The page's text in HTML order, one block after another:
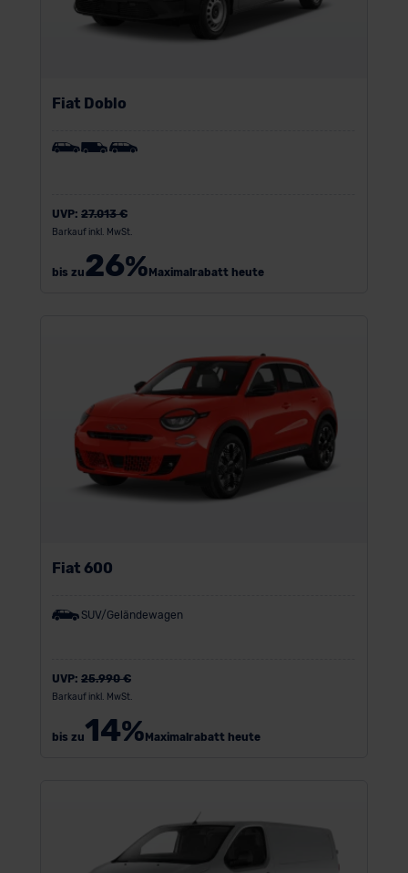
Fiat Doblo
UVP: 27.013 €
Barkauf inkl. MwSt.
bis zu26%Maximalrabatt heute
Fiat 600
SUV/Geländewagen
UVP: 25.990 €
Barkauf inkl. MwSt.
bis zu14% Maximalrabatt heute